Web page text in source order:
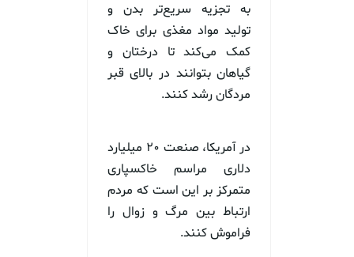
به تجزیه سریع‌تر بدن و
تولید مواد مغذی برای خاک
کمک می‌کند تا درختان و
گیاهان بتوانند در بالای قبر
مردگان رشد کنند.
در آمریکا، صنعت ۲۰ میلیارد
دلاری مراسم خاکسپاری
متمرکز بر این است که مردم
ارتباط بین مرگ و زوال را
فراموش کنند.